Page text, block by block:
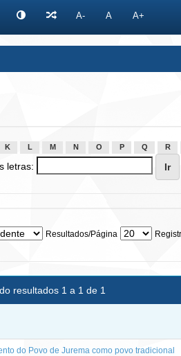
A- A A+
K L M N O P Q R
letras:
Resultados/Página
resultados 1 a 1 de 1
do Povo de Jurema como povo tradicional